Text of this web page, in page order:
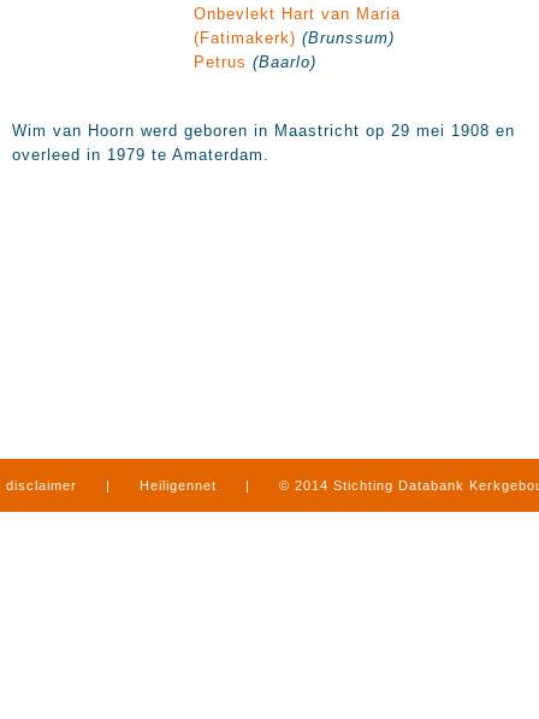
Onbevlekt Hart van Maria
(Fatimakerk) (Brunssum)
Petrus (Baarlo)
Wim van Hoorn werd geboren in Maastricht op 29 mei 1908 en
overleed in 1979 te Amaterdam.
disclaimer | Heiligennet | © 2014 Stichting Databank